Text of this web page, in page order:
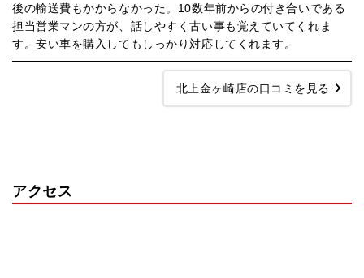
後の輸送費もかからなかった。10数年前からの付き合いである
担当営業マンの方が、話しやすく古い事も覚えていてくれま
す。安い車を購入してもしっかり対応してくれます。
北上金ヶ崎店の口コミを見る
アクセス